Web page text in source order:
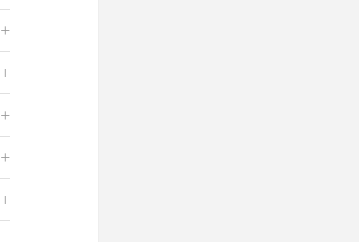
+
+
+
+
+